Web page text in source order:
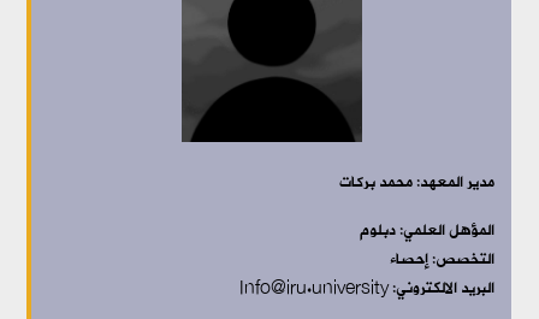
مدير المعهد: محمد بركات
المؤهل العلمي: دبلوم
التخصص: إحصاء
البريد الالكتروني: Info@iru.university